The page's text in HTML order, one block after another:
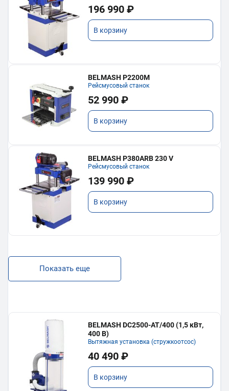
196 990 ₽
В корзину
BELMASH P2200M
Рейсмусовый станок
52 990 ₽
В корзину
BELMASH P380ARB 230 V
Рейсмусовый станок
139 990 ₽
В корзину
Показать еще
BELMASH DC2500-AT/400 (1,5 кВт,
400 В)
Вытяжная установка (стружкоотсос)
40 490 ₽
В корзину